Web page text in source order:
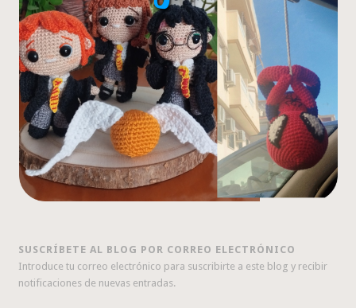
SUSCRÍBETE AL BLOG POR CORREO ELECTRÓNICO
Introduce tu correo electrónico para suscribirte a este blog y recibir
notificaciones de nuevas entradas.